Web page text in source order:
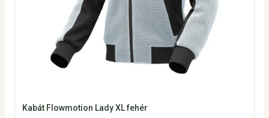
Kabát Flowmotion Lady XL fehér